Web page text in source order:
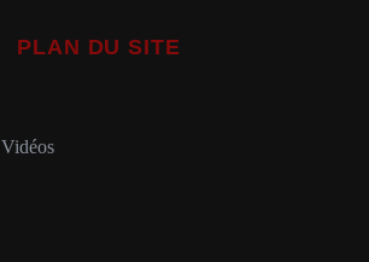
PLAN DU SITE
Vidéos